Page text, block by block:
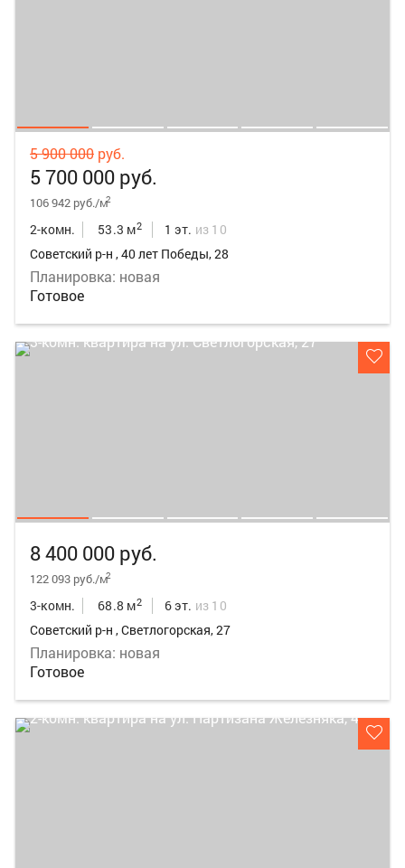
5 900 000 руб.
5 700 000 руб.
106 942 руб./м2
2-комн. 53.3 м2 1 эт. из 10
Советский р-н , 40 лет Победы, 28
Планировка: новая
Готовое
8 400 000 руб.
122 093 руб./м2
3-комн. 68.8 м2 6 эт. из 10
Советский р-н , Светлогорская, 27
Планировка: новая
Готовое